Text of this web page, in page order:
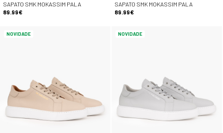
SAPATO SMK MOKASSIM PALA
89.99€
SAPATO SMK MOKASSIM PALA
89.99€
NOVIDADE NOVIDADE